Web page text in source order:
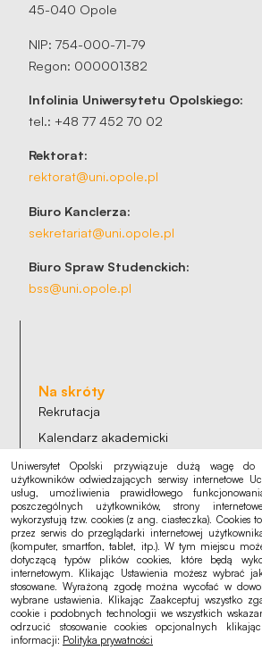
45-040 Opole
NIP: 754-000-71-79
Regon: 000001382
Infolinia Uniwersytetu Opolskiego:
tel.: +48 77 452 70 02
Rektorat:
rektorat@uni.opole.pl
Biuro Kanclerza:
sekretariat@uni.opole.pl
Biuro Spraw Studenckich:
bss@uni.opole.pl
Na skróty
Rekrutacja
Kalendarz akademicki
Punkt logowania eduroam
Ogłoszenia, oferty
Deklaracja dostępności
Polityka cookies
Polityka prywatności
RODO
Uniwersytet Opolski przywiązuje dużą wagę do
użytkowników odwiedzających serwisy internetowe
usług, umożliwienia prawidłowego
poszczególnych użytkowników, strony
wykorzystują tzw. cookies (z ang. ciasteczka). Cookies
przez serwis do przeglądarki internetowej
(komputer, smartfon, tablet, itp.). W tym miejscu
dotyczącą typów plików cookies, które będą
internetowym. Klikając Ustawienia możesz wybrać
stosowane. Wyrażoną zgodę można wycofać w
wybrane ustawienia. Klikając Zaakceptuj wszystko
cookie i podobnych technologii we wszystkich
odrzucić stosowanie cookies opcjonalnych
informacji: Polityka prywatności